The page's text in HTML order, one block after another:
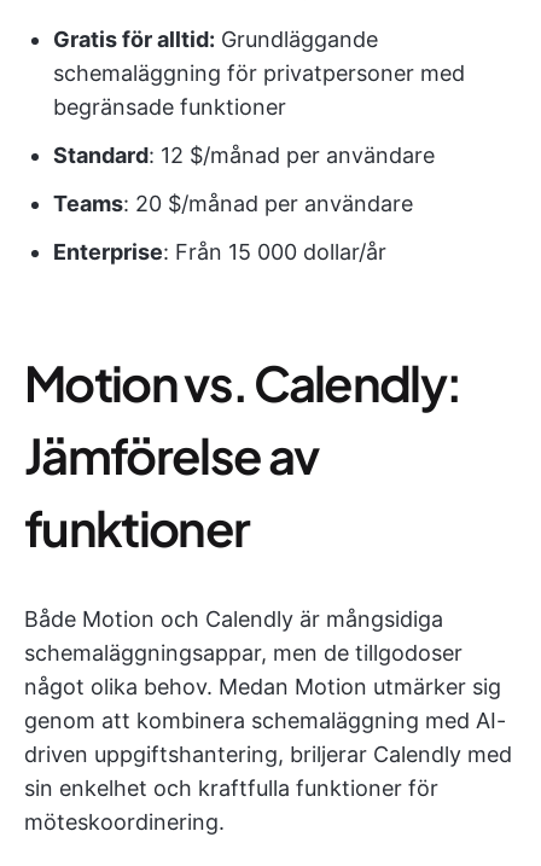
Gratis för alltid: Grundläggande
schemaläggning för privatpersoner med
begränsade funktioner
Standard: 12 $/månad per användare
Teams: 20 $/månad per användare
Enterprise: Från 15 000 dollar/år
Motion vs. Calendly:
Jämförelse av
funktioner
Både Motion och Calendly är mångsidiga
schemaläggningsappar, men de tillgodoser
något olika behov. Medan Motion utmärker sig
genom att kombinera schemaläggning med AI-
driven uppgiftshantering, briljerar Calendly med
sin enkelhet och kraftfulla funktioner för
möteskoordinering.